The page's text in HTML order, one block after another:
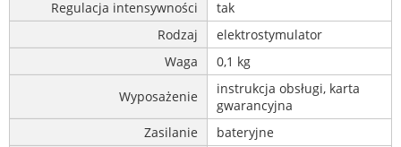
Regulacja intensywności
tak
Rodzaj
elektrostymulator
Waga
0,1 kg
Wyposażenie
instrukcja obsługi, karta
gwarancyjna
Zasilanie
bateryjne